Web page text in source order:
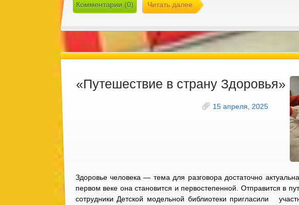
Комментарии (0) Читать далее
«Путешествие в страну Здоровья»
15 апреля, 2025
Здоровье человека — тема для разговора достаточно
первом веке она становится и первостепенной. Отправится в
сотрудники Детской модельной библиотеки пригласили